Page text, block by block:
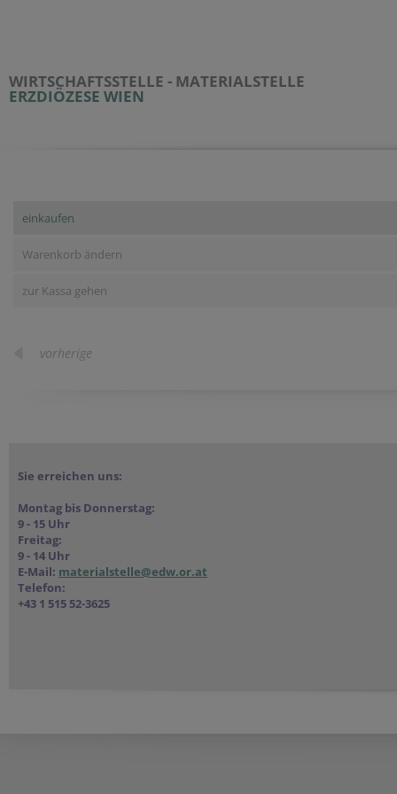
WIRTSCHAFTSSTELLE - MATERIALSTELLE
ERZDIÖZESE WIEN
einkaufen
Warenkorb ändern
zur Kassa gehen
vorherige
Sie erreichen uns:
Montag bis Donnerstag:
9 - 15 Uhr
Freitag:
9 - 14 Uhr
E-Mail: materialstelle@edw.or.at
Telefon:
+43 1 515 52-3625